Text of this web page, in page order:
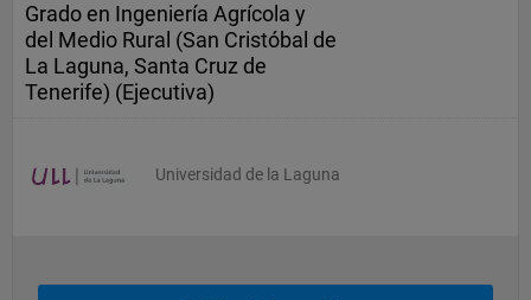
Grado en Ingeniería Agrícola y
del Medio Rural (San Cristóbal de
La Laguna, Santa Cruz de
Tenerife) (Ejecutiva)
Universidad de la Laguna